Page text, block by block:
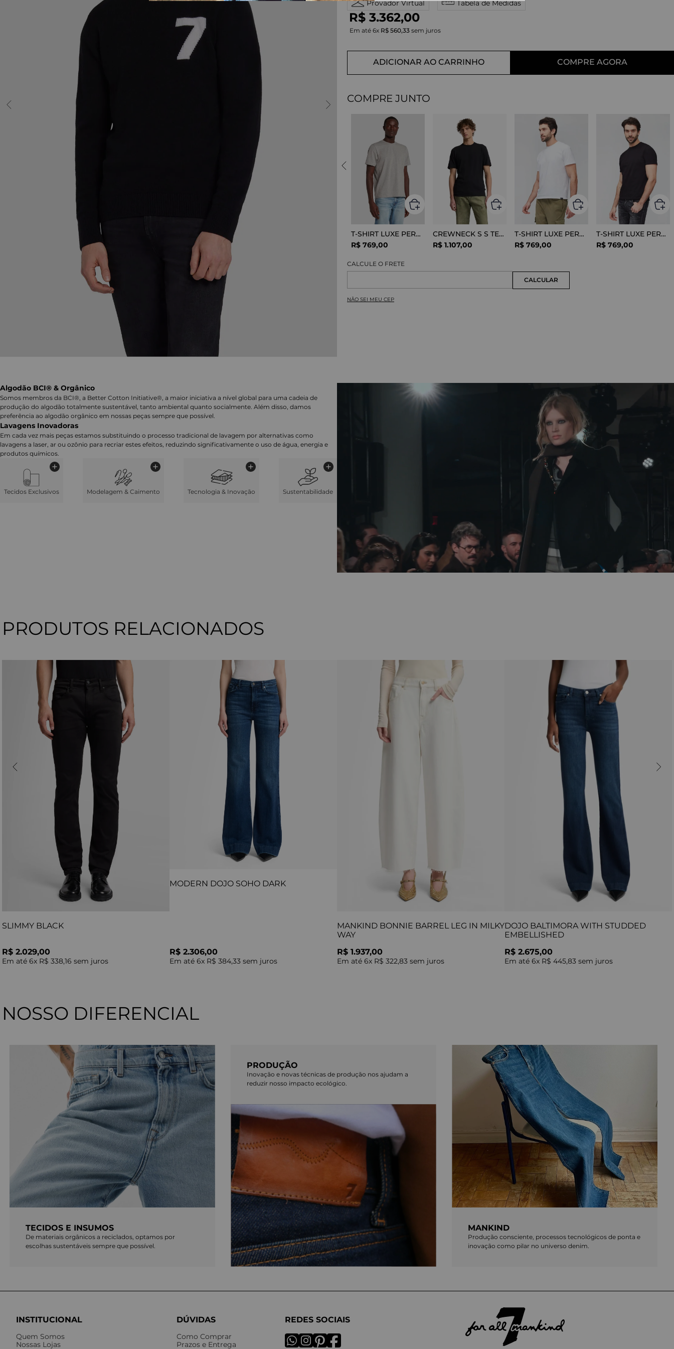
Provador Virtual Tabela de Medidas
R$ 3.362,00
Em até 6x R$ 560,33 sem juros
ADICIONAR AO CARRINHO COMPRE AGORA
COMPRE JUNTO
T-SHIRT LUXE PERFOR GREY MELANGE
R$ 769,00
CREWNECK S S TEE COTTON BLACK
R$ 1.107,00
T-SHIRT LUXE PERFORMANCE WHITE
R$ 769,00
T-SHIRT LUXE PERFORMANCE BLACK
R$ 769,00
NÃO SEI MEU CEP
Algodão BCI® & Orgânico
Somos membros da BCI®, a Better Cotton Initiative®, a maior iniciativa a nível global para uma cadeia de
produção do algodão totalmente sustentável, tanto ambiental quanto socialmente. Além disso, damos
preferência ao algodão orgânico em nossas peças sempre que possível.
Lavagens Inovadoras
Em cada vez mais peças estamos substituindo o processo tradicional de lavagem por alternativas como
lavagens a laser, ar ou ozônio para recriar estes efeitos, reduzindo significativamente o uso de água, energia e
produtos químicos.
Tecidos Exclusivos Modelagem & Caimento Tecnologia & Inovação Sustentabilidade
PRODUTOS RELACIONADOS
SLIMMY BLACK
R$ 2.029,00
Em até 6x R$ 338,16 sem juros
MODERN DOJO SOHO DARK
R$ 2.306,00
Em até 6x R$ 384,33 sem juros
MANKIND BONNIE BARREL LEG IN MILKY
WAY
R$ 1.937,00
Em até 6x R$ 322,83 sem juros
DOJO BALTIMORA WITH STUDDED
EMBELLISHED
R$ 2.675,00
Em até 6x R$ 445,83 sem juros
NOSSO DIFERENCIAL
TECIDOS E INSUMOS
De materiais orgânicos a reciclados, optamos por
escolhas sustentáveis sempre que possível.
PRODUÇÃO
Inovação e novas técnicas de produção nos ajudam a
reduzir nosso impacto ecológico.
MANKIND
Produção consciente, processos tecnológicos de ponta e
inovação como pilar no universo denim.
INSTITUCIONAL
Quem Somos
Nossas Lojas
DÚVIDAS
Como Comprar
Prazos e Entrega
REDES SOCIAIS